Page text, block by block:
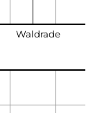
Waldrade